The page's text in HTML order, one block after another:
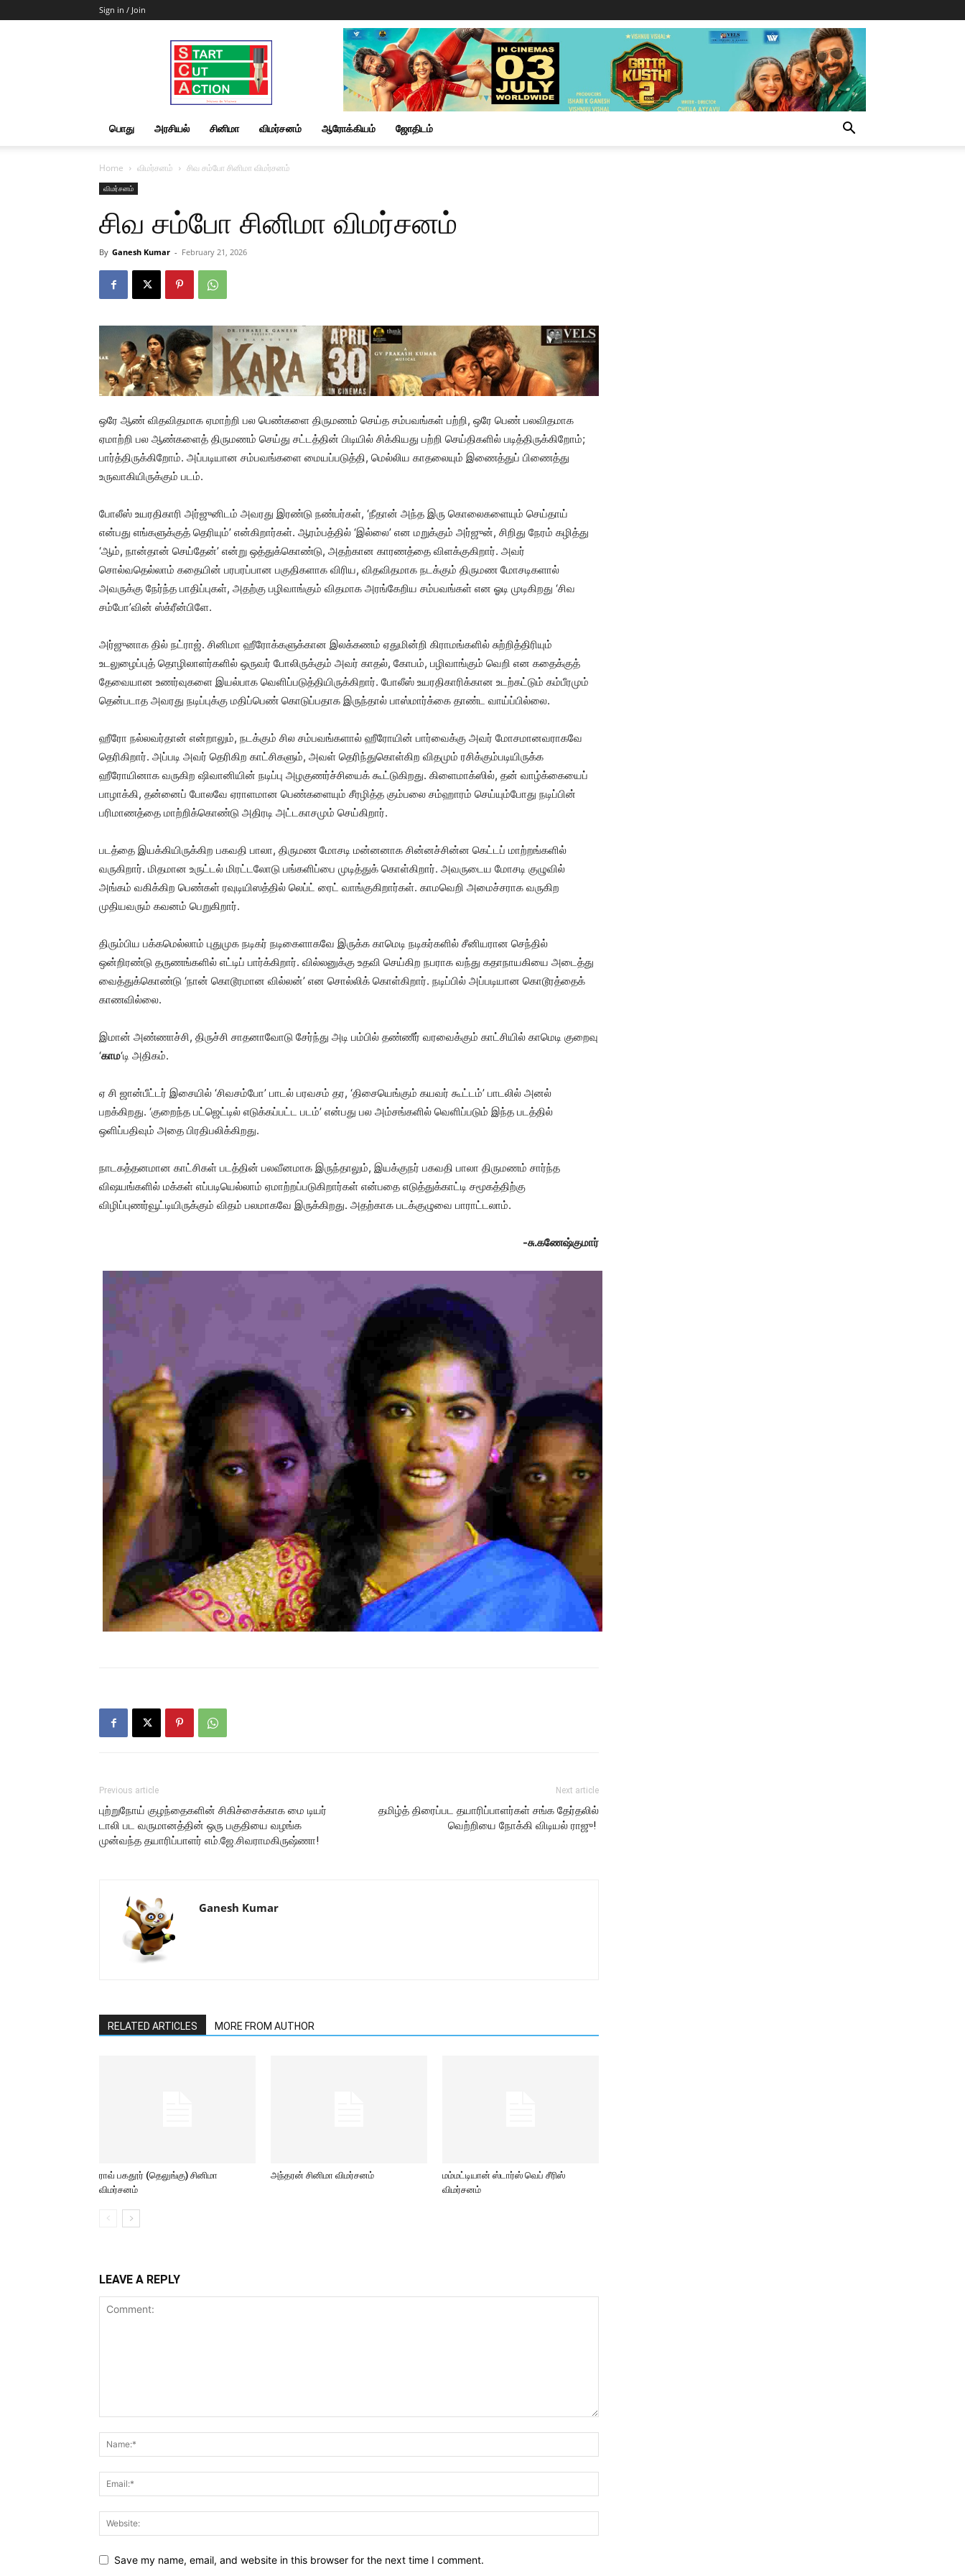
Sign in / Join
Start
Cut
Action
|
News
&
பொது அரசியல் சினிமா விமர்சனம் ஆரோக்கியம் ஜோதிடம்
Home விமர்சனம் சிவ சம்போ சினிமா விமர்சனம்
விமர்சனம்
சிவ சம்போ சினிமா விமர்சனம்
By Ganesh Kumar - February 21, 2026
ஒரே ஆண் விதவிதமாக ஏமாற்றி பல பெண்களை திருமணம் செய்த சம்பவங்கள் பற்றி, ஒரே பெண் பலவிதமாக
ஏமாற்றி பல ஆண்களைத் திருமணம் செய்து சட்டத்தின் பிடியில் சிக்கியது பற்றி செய்திகளில் படித்திருக்கிறோம்;
பார்த்திருக்கிறோம். அப்படியான சம்பவங்களை மையப்படுத்தி, மெல்லிய காதலையும் இணைத்துப் பிணைத்து
உருவாகியிருக்கும் படம்.
போலீஸ் உயரதிகாரி அர்ஜுனிடம் அவரது இரண்டு நண்பர்கள், ‘நீதான் அந்த இரு கொலைகளையும் செய்தாய்
என்பது எங்களுக்குத் தெரியும்’ என்கிறார்கள். ஆரம்பத்தில் ‘இல்லை’ என மறுக்கும் அர்ஜுன், சிறிது நேரம் கழித்து
‘ஆம், நான்தான் செய்தேன்’ என்று ஒத்துக்கொண்டு, அதற்கான காரணத்தை விளக்குகிறார். அவர்
சொல்வதெல்லாம் கதையின் பரபரப்பான பகுதிகளாக விரிய, விதவிதமாக நடக்கும் திருமண மோசடிகளால்
அவருக்கு நேர்ந்த பாதிப்புகள், அதற்கு பழிவாங்கும் விதமாக அரங்கேறிய சம்பவங்கள் என ஓடி முடிகிறது ‘சிவ
சம்போ’வின் ஸ்க்ரீன்பிளே.
அர்ஜுனாக தில் நட்ராஜ். சினிமா ஹீரோக்களுக்கான இலக்கணம் ஏதுமின்றி கிராமங்களில் சுற்றித்திரியும்
உடலுழைப்புத் தொழிலாளர்களில் ஒருவர் போலிருக்கும் அவர் காதல், கோபம், பழிவாங்கும் வெறி என கதைக்குத்
தேவையான உணர்வுகளை இயல்பாக வெளிப்படுத்தியிருக்கிறார். போலீஸ் உயரதிகாரிக்கான உடற்கட்டும் கம்பீரமும்
தென்படாத அவரது நடிப்புக்கு மதிப்பெண் கொடுப்பதாக இருந்தால் பாஸ்மார்க்கை தாண்ட வாய்ப்பில்லை.
ஹீரோ நல்லவர்தான் என்றாலும், நடக்கும் சில சம்பவங்களால் ஹீரோயின் பார்வைக்கு அவர் மோசமானவராகவே
தெரிகிறார். அப்படி அவர் தெரிகிற காட்சிகளும், அவள் தெரிந்துகொள்கிற விதமும் ரசிக்கும்படியிருக்க
ஹீரோயினாக வருகிற ஷிவானியின் நடிப்பு அழகுணர்ச்சியைக் கூட்டுகிறது. கிளைமாக்ஸில், தன் வாழ்க்கையைப்
பாழாக்கி, தன்னைப் போலவே ஏராளமான பெண்களையும் சீரழித்த கும்பலை சம்ஹாரம் செய்யும்போது நடிப்பின்
பரிமாணத்தை மாற்றிக்கொண்டு அதிரடி அட்டகாசமும் செய்கிறார்.
படத்தை இயக்கியிருக்கிற பகவதி பாலா, திருமண மோசடி மன்னனாக சின்னச்சின்ன கெட்டப் மாற்றங்களில்
வருகிறார். மிதமான உருட்டல் மிரட்டலோடு பங்களிப்பை முடித்துக் கொள்கிறார். அவருடைய மோசடி குழுவில்
அங்கம் வகிக்கிற பெண்கள் ரவுடியிஸத்தில் லெப்ட் ரைட் வாங்குகிறார்கள். காமவெறி அமைச்சராக வருகிற
முதியவரும் கவனம் பெறுகிறார்.
திரும்பிய பக்கமெல்லாம் புதுமுக நடிகர் நடிகைளாகவே இருக்க காமெடி நடிகர்களில் சீனியரான செந்தில்
ஒன்றிரண்டு தருணங்களில் எட்டிப் பார்க்கிறார். வில்லனுக்கு உதவி செய்கிற நபராக வந்து கதாநாயகியை அடைத்து
வைத்துக்கொண்டு ‘நான் கொடூரமான வில்லன்’ என சொல்லிக் கொள்கிறார். நடிப்பில் அப்படியான கொடூரத்தைக்
காணவில்லை.
இமான் அண்ணாச்சி, திருச்சி சாதனாவோடு சேர்ந்து அடி பம்பில் தண்ணீர் வரவைக்கும் காட்சியில் காமெடி குறைவு
‘காம‘டி அதிகம்.
ஏ சி ஜான்பீட்டர் இசையில் ‘சிவசம்போ’ பாடல் பரவசம் தர, ‘திசையெங்கும் கயவர் கூட்டம்’ பாடலில் அனல்
பறக்கிறது. ‘குறைந்த பட்ஜெட்டில் எடுக்கப்பட்ட படம்’ என்பது பல அம்சங்களில் வெளிப்படும் இந்த படத்தில்
ஒளிப்பதிவும் அதை பிரதிபலிக்கிறது.
நாடகத்தனமான காட்சிகள் படத்தின் பலவீனமாக இருந்தாலும், இயக்குநர் பகவதி பாலா திருமணம் சார்ந்த
விஷயங்களில் மக்கள் எப்படியெல்லாம் ஏமாற்றப்படுகிறார்கள் என்பதை எடுத்துக்காட்டி சமூகத்திற்கு
விழிப்புணர்வூட்டியிருக்கும் விதம் பலமாகவே இருக்கிறது. அதற்காக படக்குழுவை பாராட்டலாம்.
-சு.கணேஷ்குமார்
Previous article
புற்றுநோய் குழந்தைகளின் சிகிச்சைக்காக மை டியர்
டாலி பட வருமானத்தின் ஒரு பகுதியை வழங்க
முன்வந்த தயாரிப்பாளர் எம்.ஜே‌.சிவராமகிருஷ்ணா!
Next article
தமிழ்த் திரைப்பட தயாரிப்பாளர்கள் சங்க தேர்தலில்
வெற்றியை நோக்கி விடியல் ராஜு!
Ganesh Kumar
RELATED ARTICLES MORE FROM AUTHOR
ராவ் பகதூர் (தெலுங்கு) சினிமா
விமர்சனம்
அந்தரன் சினிமா விமர்சனம்
மம்மட்டியான் ஸ்டார்ஸ் வெப் சீரிஸ்
விமர்சனம்
LEAVE A REPLY
Save my name, email, and website in this browser for the next time I comment.